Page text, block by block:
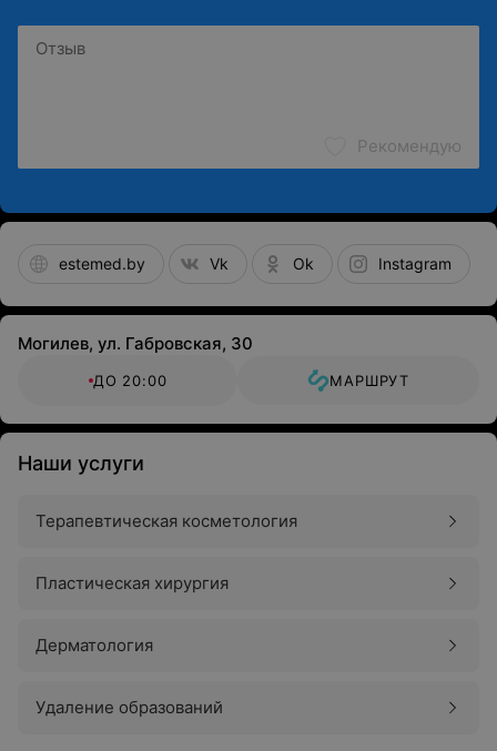
Рекомендую
estemed.by Vk Ok Instagram
Могилев, ул. Габровская, 30
ДО 20:00 МАРШРУТ
Наши услуги
Терапевтическая косметология
Пластическая хирургия
Дерматология
Удаление образований